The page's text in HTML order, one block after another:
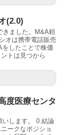
(2.0)
きました。M&A頼
オは携帯電話販売
したことで株価
トは見つから
度医療センタ
いします。 0.結論
ークなポジショ